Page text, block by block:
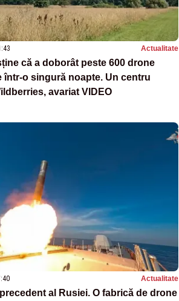
Actualitate
că a doborât peste 600 drone
într-o singură noapte. Un centru
avariat VIDEO
Actualitate
al Rusiei. O fabrică de drone